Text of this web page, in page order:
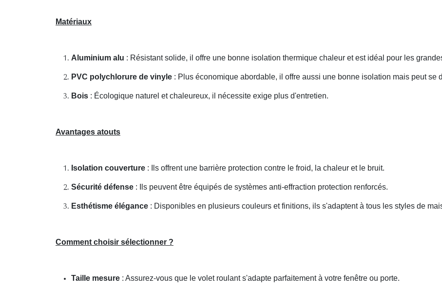
Matériaux
Aluminium alu : Résistant solide, il offre une bonne isolation thermique chaleur et est idéal pour les
PVC polychlorure de vinyle : Plus économique abordable, il offre aussi une bonne isolation mais peut se
Bois : Écologique naturel et chaleureux, il nécessite exige plus d'entretien.
Avantages atouts
Isolation couverture : Ils offrent une barrière protection contre le froid, la chaleur et le bruit.
Sécurité défense : Ils peuvent être équipés de systèmes anti-effraction protection renforcés.
Esthétisme élégance : Disponibles en plusieurs couleurs et finitions, ils s'adaptent à tous les styles de
Comment choisir sélectionner ?
Taille mesure : Assurez-vous que le volet roulant s'adapte parfaitement à votre fenêtre ou porte.